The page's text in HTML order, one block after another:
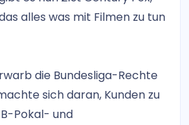
alles was mit Filmen zu tun
die Bundesliga-Rechte
sich daran, Kunden zu
Pokal- und